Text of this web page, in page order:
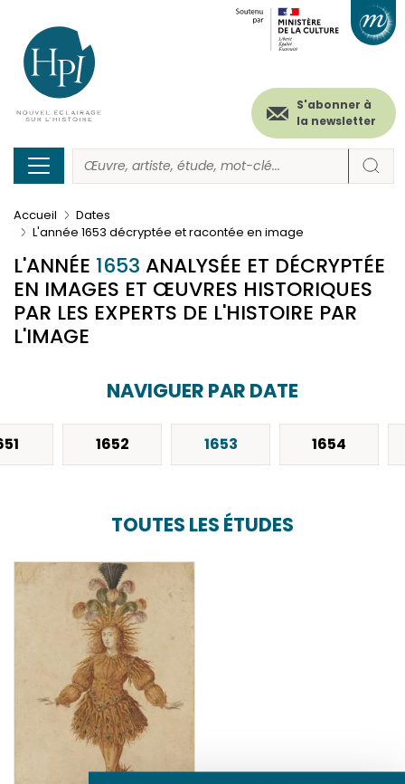
contenu
principal
Menu
secondaire
(header)
S'abonner à
la newsletter
Accueil
Dates
L'année 1653 décryptée et racontée en image
L'ANNÉE 1653 ANALYSÉE ET DÉCRYPTÉE
EN IMAGES ET ŒUVRES HISTORIQUES
PAR LES EXPERTS DE L'HISTOIRE PAR
L'IMAGE
NAVIGUER PAR DATE
1652 1653 1654
TOUTES LES ÉTUDES